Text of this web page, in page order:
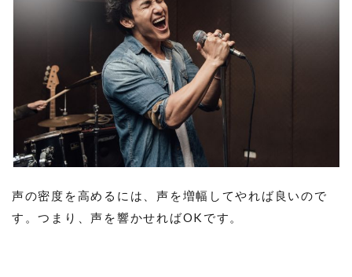
声の密度を高めるには、声を増幅してやれば良いので
す。つまり、声を響かせればOKです。